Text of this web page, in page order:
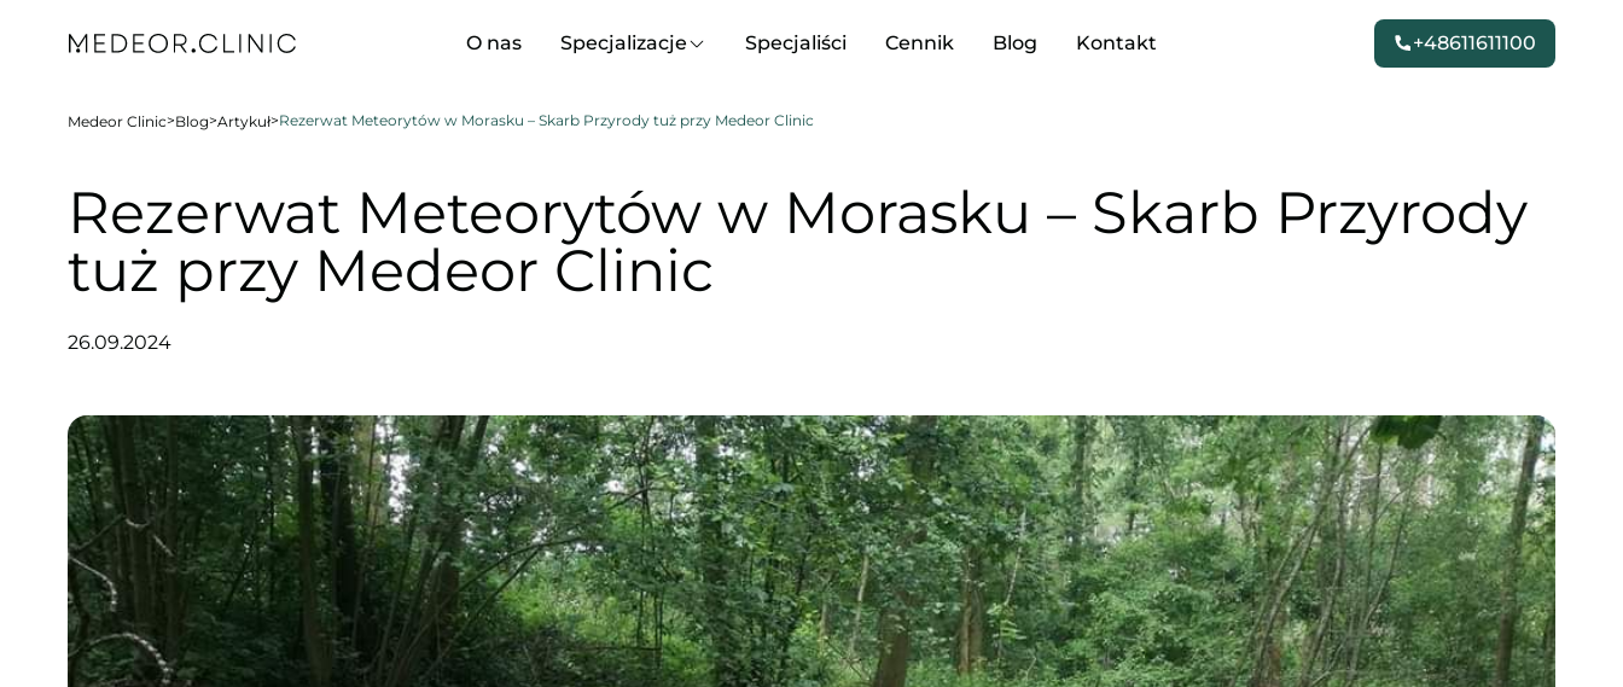
O nas Specjalizacje Specjaliści Cennik Blog Kontakt +48611611100
Medeor Clinic>Blog>Artykuł>Rezerwat Meteorytów w Morasku – Skarb Przyrody tuż przy Medeor Clinic
Rezerwat Meteorytów w Morasku – Skarb Przyrody
tuż przy Medeor Clinic
26.09.2024